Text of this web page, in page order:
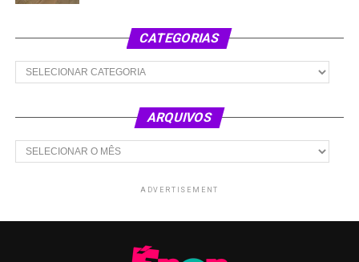
CATEGORIAS
Categorias
ARQUIVOS
Arquivos
ADVERTISEMENT